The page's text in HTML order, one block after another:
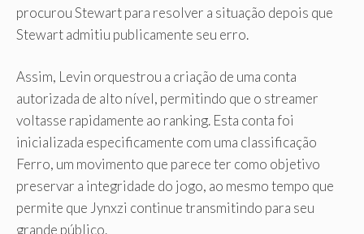
procurou Stewart para resolver a situação depois que
Stewart admitiu publicamente seu erro.
Assim, Levin orquestrou a criação de uma conta
autorizada de alto nível, permitindo que o streamer
voltasse rapidamente ao ranking. Esta conta foi
inicializada especificamente com uma classificação
Ferro, um movimento que parece ter como objetivo
preservar a integridade do jogo, ao mesmo tempo que
permite que Jynxzi continue transmitindo para seu
grande público.